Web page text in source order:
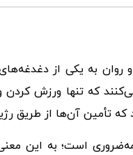
به یکی از
که تنها ورزش
که تأمین آن‌ها از طریق
است؛ به این